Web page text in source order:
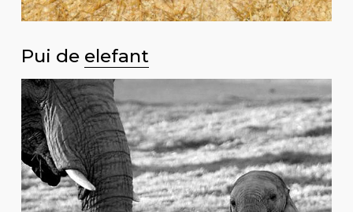
Pui de elefant